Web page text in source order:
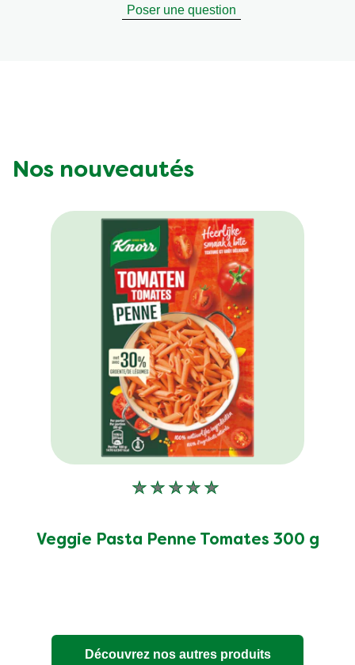
Poser une question
Nos nouveautés
Veggie Pasta Penne Tomates 300 g
Aucune
pour
ce
Découvrez nos autres produits